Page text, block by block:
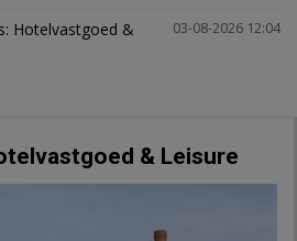
03-08-2026 12:04
Hotelvastgoed &
& Leisure